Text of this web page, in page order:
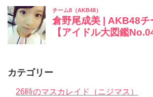
カテゴリー
26時のマスカレイド（ニジマス）